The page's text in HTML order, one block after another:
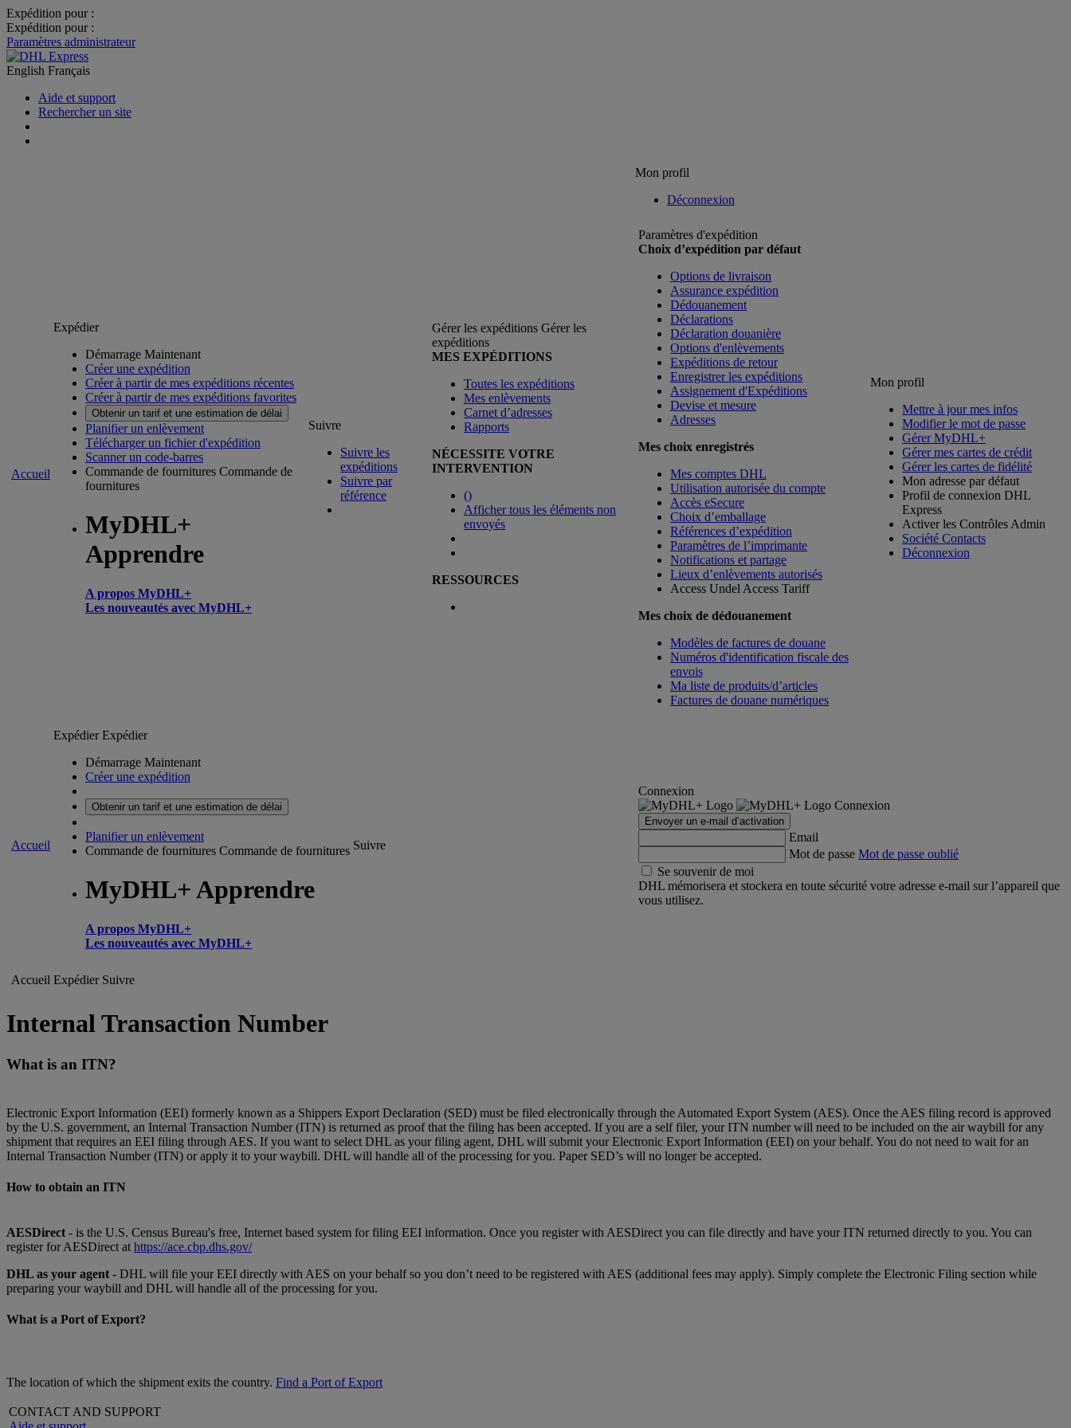
Expédition pour :
Expédition pour :
Paramètres administrateur
English Français
Aide et support
Rechercher un site
Mon profil
Déconnexion
Accueil
Expédier
Démarrage Maintenant
Créer une expédition
Créer à partir de mes expéditions récentes
Créer à partir de mes expéditions favorites
Obtenir un tarif et une estimation de délai
Planifier un enlèvement
Télécharger un fichier d'expédition
Scanner un code-barres
Commande de fournitures Commande de
fournitures
MyDHL+
Apprendre
A propos MyDHL+
Les nouveautés avec MyDHL+
Suivre
Suivre les
expéditions
Suivre par
référence
Gérer les expéditions Gérer les
expéditions
MES EXPÉDITIONS
Toutes les expéditions
Mes enlèvements
Carnet d’adresses
Rapports
NÉCESSITE VOTRE
INTERVENTION
()
Afficher tous les éléments non
envoyés
RESSOURCES
Paramètres d'expédition
Choix d’expédition par défaut
Options de livraison
Assurance expédition
Dédouanement
Déclarations
Déclaration douanière
Options d'enlèvements
Expéditions de retour
Enregistrer les expéditions
Assignement d'Expéditions
Devise et mesure
Adresses
Mes choix enregistrés
Mes comptes DHL
Utilisation autorisée du compte
Accès eSecure
Choix d’emballage
Références d’expédition
Paramètres de l’imprimante
Notifications et partage
Lieux d’enlèvements autorisés
Access Undel Access Tariff
Mes choix de dédouanement
Modèles de factures de douane
Numéros d'identification fiscale des
envois
Ma liste de produits/d’articles
Factures de douane numériques
Mon profil
Mettre à jour mes infos
Modifier le mot de passe
Gérer MyDHL+
Gérer mes cartes de crédit
Gérer les cartes de fidélité
Mon adresse par défaut
Profil de connexion DHL
Express
Activer les Contrôles Admin
Société Contacts
Déconnexion
Accueil
ExpédierExpédier
Démarrage Maintenant
Créer une expédition
Obtenir un tarif et une estimation de délai
Planifier un enlèvement
Commande de fournitures Commande de fournitures
MyDHL+ Apprendre
A propos MyDHL+
Les nouveautés avec MyDHL+
Suivre
Connexion
Connexion
Envoyer un e-mail d’activation
Email
Mot de passe Mot de passe oublié
Se souvenir de moi
DHL mémorisera et stockera en toute sécurité votre adresse e-mail sur l’appareil que
vous utilisez.
Accueil Expédier Suivre
Internal Transaction Number
What is an ITN?
Electronic Export Information (EEI) formerly known as a Shippers Export Declaration (SED) must be filed electronically through the Automated Export System (AES). Once the AES filing record is approved
by the U.S. government, an Internal Transaction Number (ITN) is returned as proof that the filing has been accepted. If you are a self filer, your ITN number will need to be included on the air waybill for any
shipment that requires an EEI filing through AES. If you want to select DHL as your filing agent, DHL will submit your Electronic Export Information (EEI) on your behalf. You do not need to wait for an
Internal Transaction Number (ITN) or apply it to your waybill. DHL will handle all of the processing for you. Paper SED’s will no longer be accepted.
How to obtain an ITN
AESDirect - is the U.S. Census Bureau's free, Internet based system for filing EEI information. Once you register with AESDirect you can file directly and have your ITN returned directly to you. You can
register for AESDirect at https://ace.cbp.dhs.gov/
DHL as your agent - DHL will file your EEI directly with AES on your behalf so you don’t need to be registered with AES (additional fees may apply). Simply complete the Electronic Filing section while
preparing your waybill and DHL will handle all of the processing for you.
What is a Port of Export?
The location of which the shipment exits the country. Find a Port of Export
CONTACT AND SUPPORT